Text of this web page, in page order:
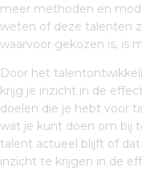
meer methoden en
weten of deze talenten
waarvoor gekozen is, is
Door het
krijg je inzicht in de
doelen die je hebt voor
wat je kunt doen om bij
talent actueel blijft of
inzicht te krijgen in de